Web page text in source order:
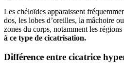
Les chéloïdes apparaissent
dos, les lobes d’oreilles, la mâchoire
zones du corps, notamment les
à ce type de cicatrisation.
Différence entre cicatrice